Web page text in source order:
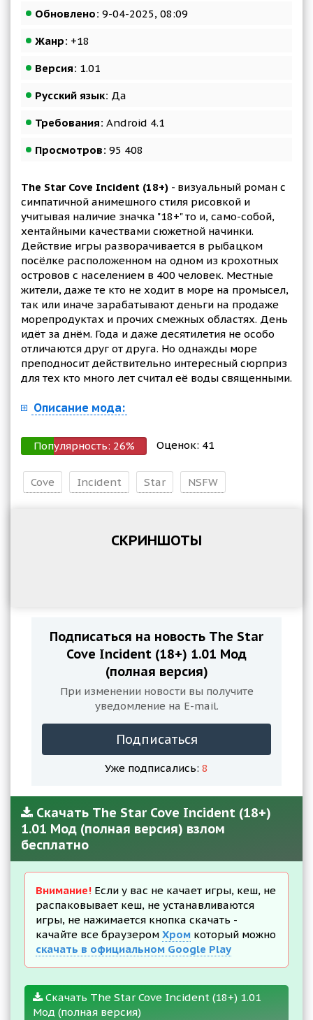
Обновлено: 9-04-2025, 08:09
Жанр: +18
Версия: 1.01
Русский язык: Да
Требования: Android 4.1
Просмотров: 95 408
The Star Cove Incident (18+) - визуальный роман с
симпатичной анимешного стиля рисовкой и
учитывая наличие значка "18+" то и, само-собой,
хентайными качествами сюжетной начинки.
Действие игры разворачивается в рыбацком
посёлке расположенном на одном из крохотных
островов с населением в 400 человек. Местные
жители, даже те кто не ходит в море на промысел,
так или иначе зарабатывают деньги на продаже
морепродуктах и прочих смежных областях. День
идёт за днём. Года и даже десятилетия не особо
отличаются друг от друга. Но однажды море
преподносит действительно интересный сюрприз
для тех кто много лет считал её воды священными.
Описание мода:
Популярность: 26% Оценок: 41
Cove Incident Star NSFW
СКРИНШОТЫ
Подписаться на новость The Star
Cove Incident (18+) 1.01 Мод
(полная версия)
При изменении новости вы получите
уведомление на E-mail.
Подписаться
Уже подписались: 8
Скачать The Star Cove Incident (18+)
1.01 Мод (полная версия) взлом
бесплатно
Внимание! Если у вас не качает игры, кеш, не
распаковывает кеш, не устанавливаются
игры, не нажимается кнопка скачать -
качайте все браузером Хром который можно
скачать в официальном Google Play
Скачать The Star Cove Incident (18+) 1.01
Мод (полная версия)